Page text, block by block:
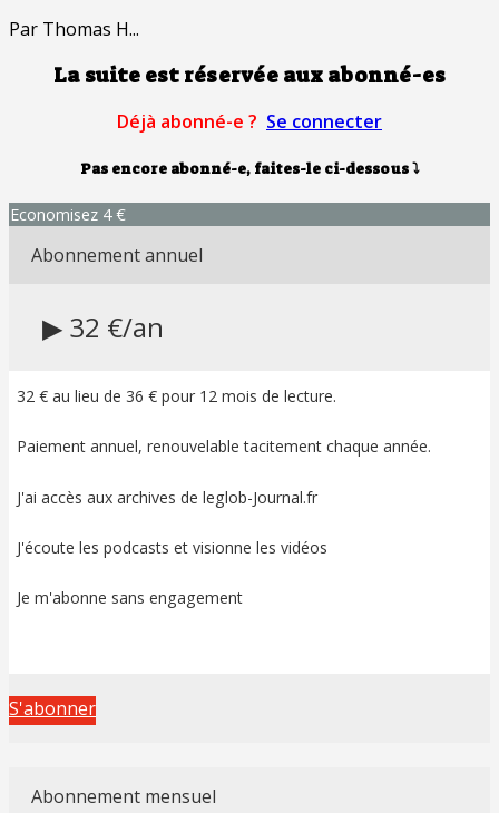
Par Thomas H...
La suite est réservée aux abonné-es
Déjà abonné-e ? Se connecter
Pas encore abonné-e, faites-le ci-dessous⤵
Economisez 4 €
Abonnement annuel
▶ 32 €/an
32 € au lieu de 36 € pour 12 mois de lecture.
Paiement annuel, renouvelable tacitement chaque année.
J'ai accès aux archives de leglob-Journal.fr
J'écoute les podcasts et visionne les vidéos
Je m'abonne sans engagement
S'abonner
Abonnement mensuel